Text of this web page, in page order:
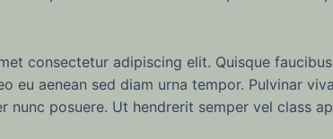
consectetur adipiscing elit. Quisque
eu aenean sed diam urna tempor. Pulvinar
nunc posuere. Ut hendrerit semper vel